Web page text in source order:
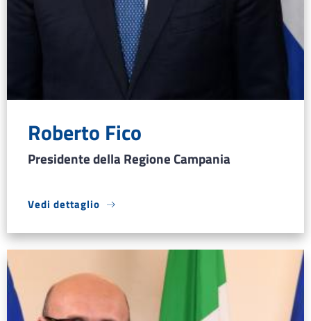
Roberto Fico
Presidente della Regione Campania
Vedi dettaglio